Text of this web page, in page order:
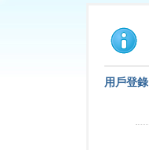
用戶登錄